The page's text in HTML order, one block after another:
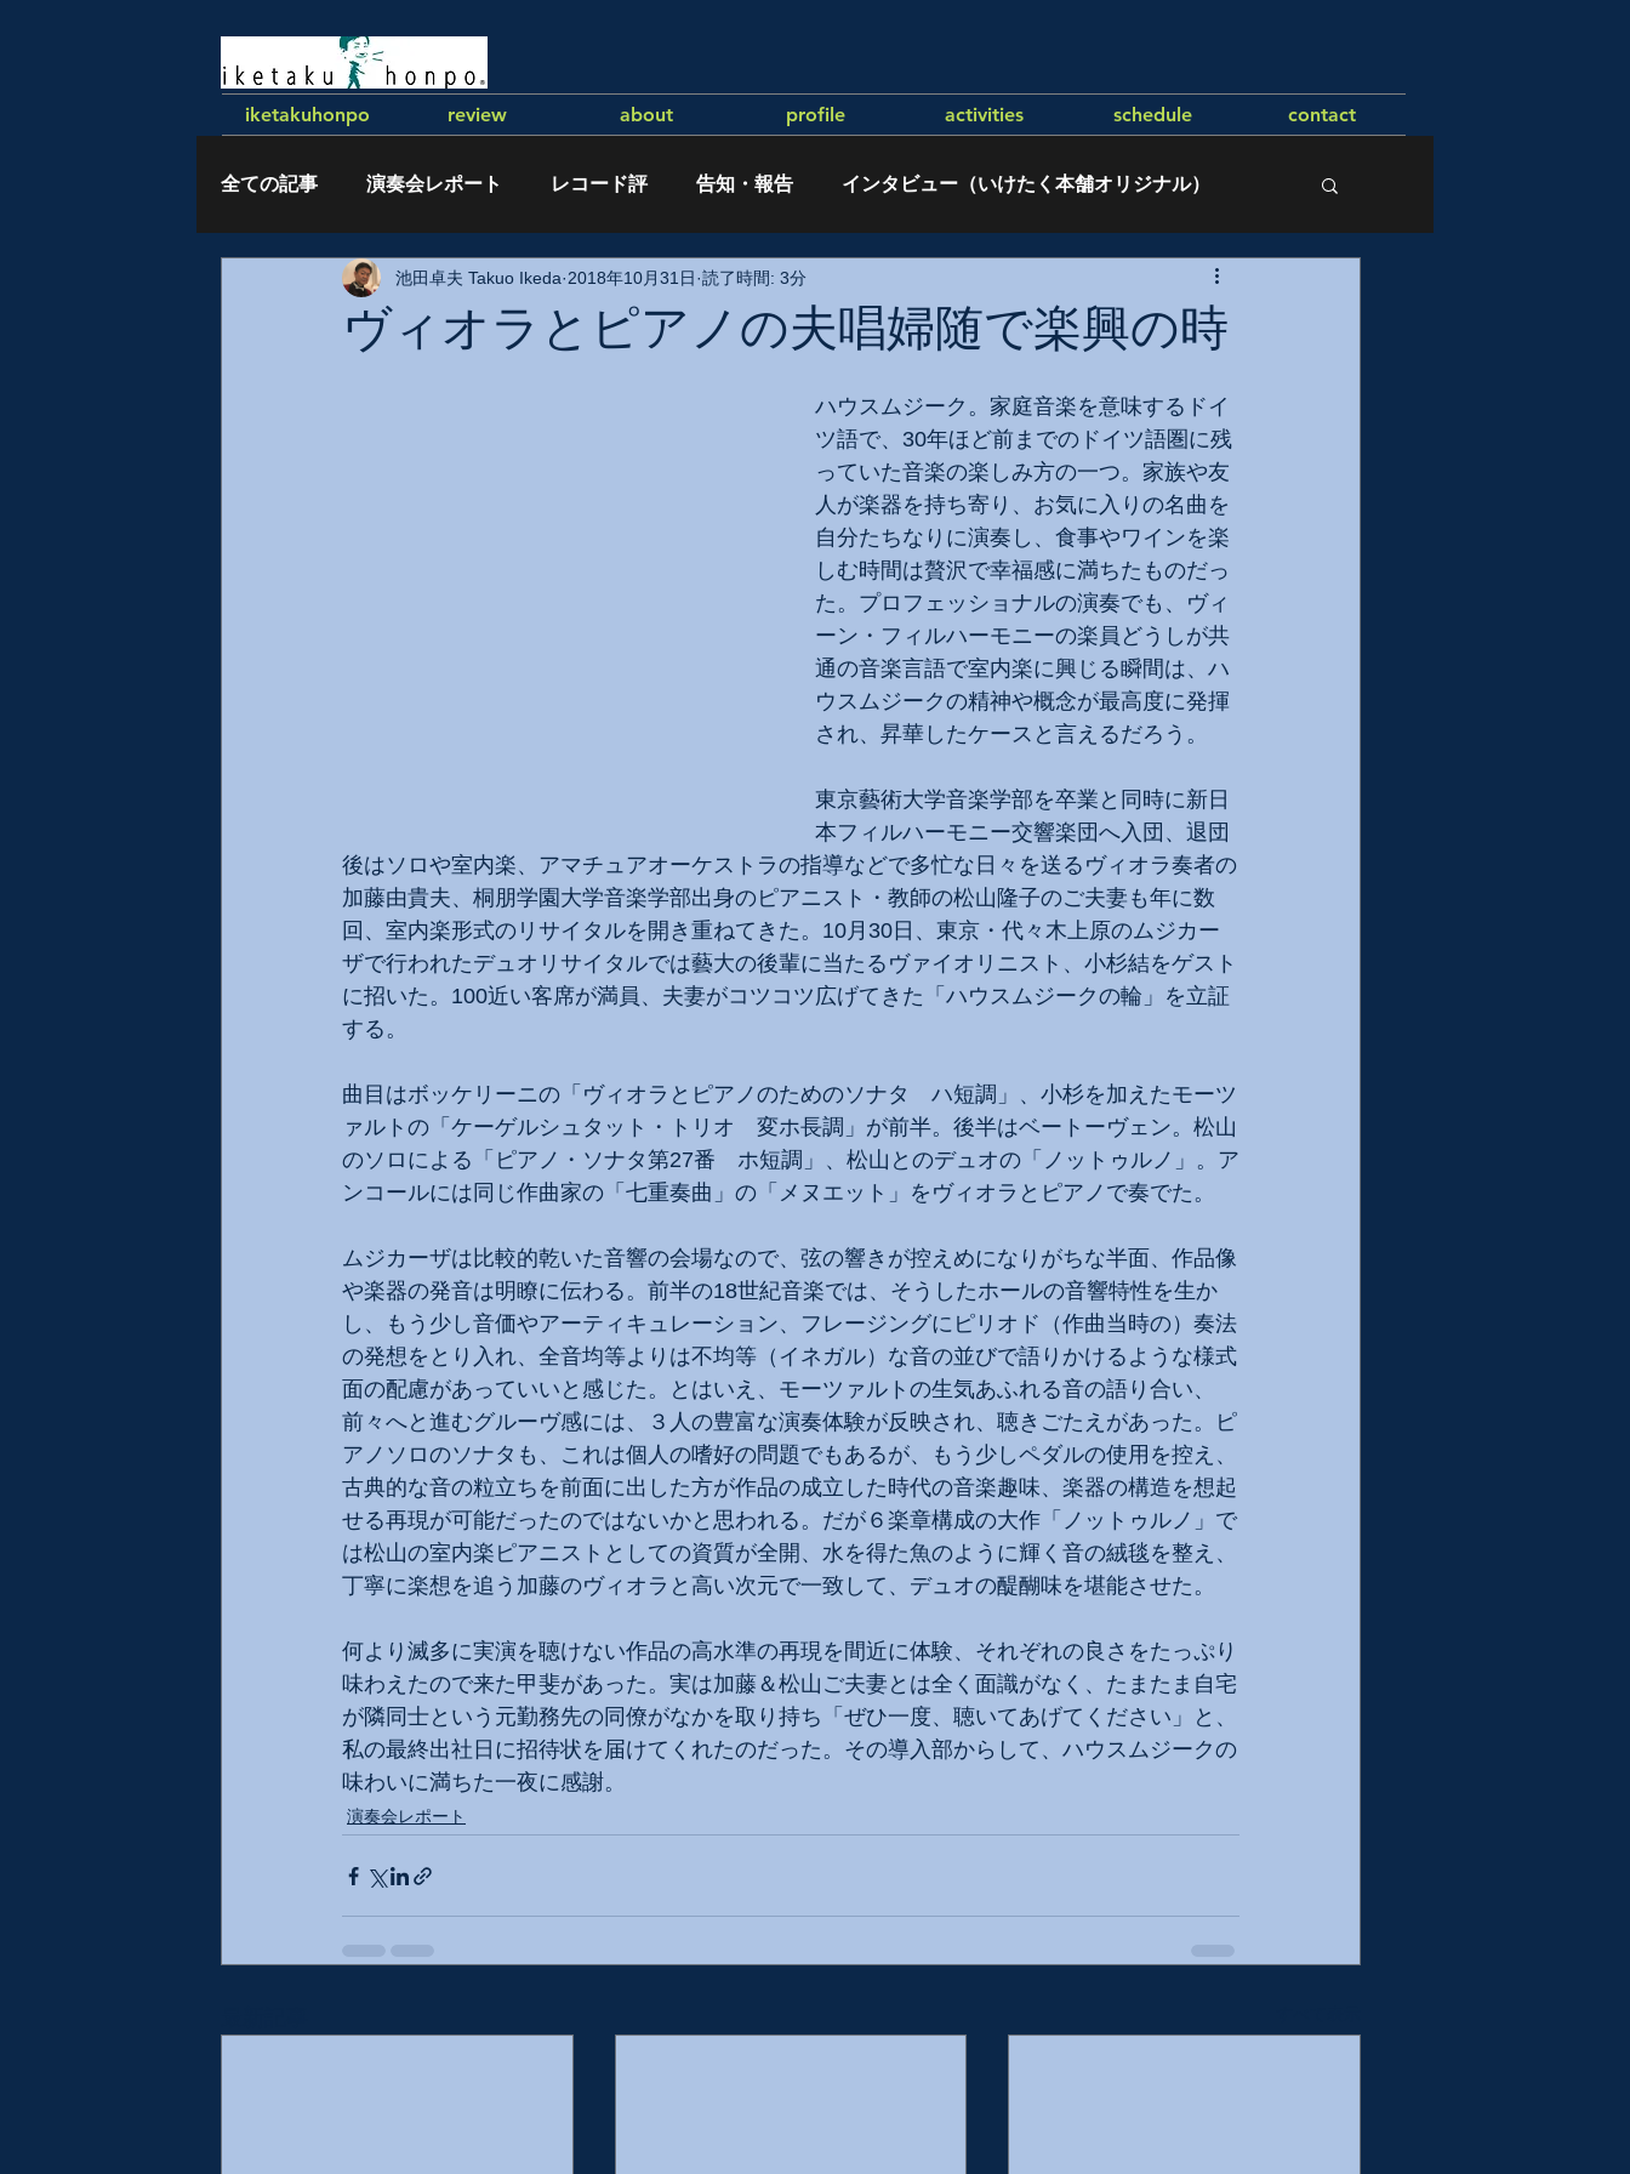
iketakuhonpo review about profile activities schedule contact
全ての記事 演奏会レポート レコード評 告知・報告 インタビュー（いけたく本舗オリジナル）
執筆記事
ヴィオラとピアノの夫唱婦随で楽興の時
池田卓夫 Takuo Ikeda 2018年10月31日 読了時間: 3分
ハウスムジーク。家庭音楽を意味するドイ
ツ語で、30年ほど前までのドイツ語圏に残
っていた音楽の楽しみ方の一つ。家族や友
人が楽器を持ち寄り、お気に入りの名曲を
自分たちなりに演奏し、食事やワインを楽
しむ時間は贅沢で幸福感に満ちたものだっ
た。プロフェッショナルの演奏でも、ヴィ
ーン・フィルハーモニーの楽員どうしが共
通の音楽言語で室内楽に興じる瞬間は、ハ
ウスムジークの精神や概念が最高度に発揮
され、昇華したケースと言えるだろう。
東京藝術大学音楽学部を卒業と同時に新日
本フィルハーモニー交響楽団へ入団、退団
後はソロや室内楽、アマチュアオーケストラの指導などで多忙な日々を送るヴィオラ奏者の
加藤由貴夫、桐朋学園大学音楽学部出身のピアニスト・教師の松山隆子のご夫妻も年に数
回、室内楽形式のリサイタルを開き重ねてきた。10月30日、東京・代々木上原のムジカー
ザで行われたデュオリサイタルでは藝大の後輩に当たるヴァイオリニスト、小杉結をゲスト
に招いた。100近い客席が満員、夫妻がコツコツ広げてきた「ハウスムジークの輪」を立証
する。
曲目はボッケリーニの「ヴィオラとピアノのためのソナタ　ハ短調」、小杉を加えたモーツ
ァルトの「ケーゲルシュタット・トリオ　変ホ長調」が前半。後半はベートーヴェン。松山
のソロによる「ピアノ・ソナタ第27番　ホ短調」、松山とのデュオの「ノットゥルノ」。ア
ンコールには同じ作曲家の「七重奏曲」の「メヌエット」をヴィオラとピアノで奏でた。
ムジカーザは比較的乾いた音響の会場なので、弦の響きが控えめになりがちな半面、作品像
や楽器の発音は明瞭に伝わる。前半の18世紀音楽では、そうしたホールの音響特性を生か
し、もう少し音価やアーティキュレーション、フレージングにピリオド（作曲当時の）奏法
の発想をとり入れ、全音均等よりは不均等（イネガル）な音の並びで語りかけるような様式
面の配慮があっていいと感じた。とはいえ、モーツァルトの生気あふれる音の語り合い、
前々へと進むグルーヴ感には、３人の豊富な演奏体験が反映され、聴きごたえがあった。ピ
アノソロのソナタも、これは個人の嗜好の問題でもあるが、もう少しペダルの使用を控え、
古典的な音の粒立ちを前面に出した方が作品の成立した時代の音楽趣味、楽器の構造を想起
せる再現が可能だったのではないかと思われる。だが６楽章構成の大作「ノットゥルノ」で
は松山の室内楽ピアニストとしての資質が全開、水を得た魚のように輝く音の絨毯を整え、
丁寧に楽想を追う加藤のヴィオラと高い次元で一致して、デュオの醍醐味を堪能させた。
何より滅多に実演を聴けない作品の高水準の再現を間近に体験、それぞれの良さをたっぷり
味わえたので来た甲斐があった。実は加藤＆松山ご夫妻とは全く面識がなく、たまたま自宅
が隣同士という元勤務先の同僚がなかを取り持ち「ぜひ一度、聴いてあげてください」と、
私の最終出社日に招待状を届けてくれたのだった。その導入部からして、ハウスムジークの
味わいに満ちた一夜に感謝。
演奏会レポート